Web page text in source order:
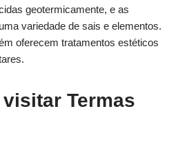
geotermicamente, e as
variedade de sais e elementos.
oferecem tratamentos estéticos
Termas